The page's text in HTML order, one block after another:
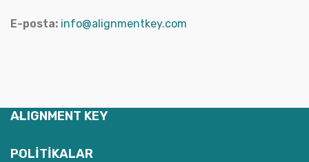
E-posta: info@alignmentkey.com
ALIGNMENT KEY
POLITIKALAR